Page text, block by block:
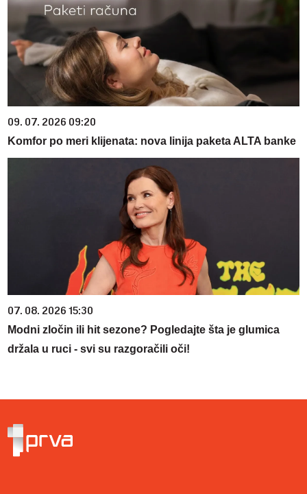
09. 07. 2026 09:20
Komfor po meri klijenata: nova linija paketa ALTA banke
07. 08. 2026 15:30
Modni zločin ili hit sezone? Pogledajte šta je glumica
držala u ruci - svi su razgoračili oči!